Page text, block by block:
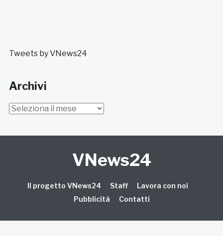
Tweets by VNews24
Archivi
Archivi
VNews24
Il progetto VNews24 Staff
Lavora con noi
Pubblicità
Contatti